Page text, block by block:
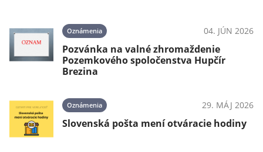
Oznámenia 04. JÚN 2026
Pozvánka na valné zhromaždenie
Pozemkového spoločenstva Hupčír
Brezina
Oznámenia 29. MÁJ 2026
Slovenská pošta mení otváracie hodiny